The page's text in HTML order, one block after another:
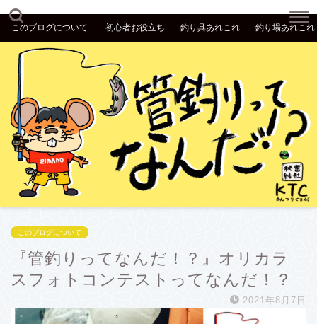
このブログについて 初心者お役立ち 釣り具あれこれ 釣り場あれこれ
このブログについて
『管釣りってなんだ！？』オリカラ
スフォトコンテストってなんだ！？
2021年8月7日